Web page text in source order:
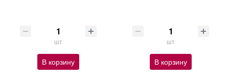
шт
В корзину
шт
В корзину